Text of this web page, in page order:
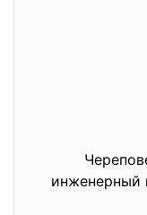
инженерный